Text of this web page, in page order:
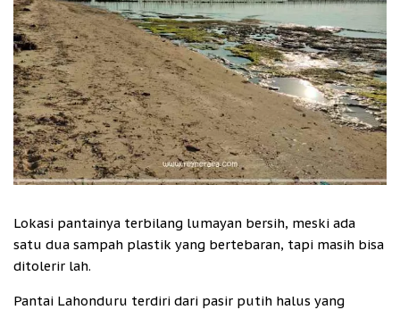
Lokasi pantainya terbilang lumayan bersih, meski ada
satu dua sampah plastik yang bertebaran, tapi masih bisa
ditolerir lah.
Pantai Lahonduru terdiri dari pasir putih halus yang